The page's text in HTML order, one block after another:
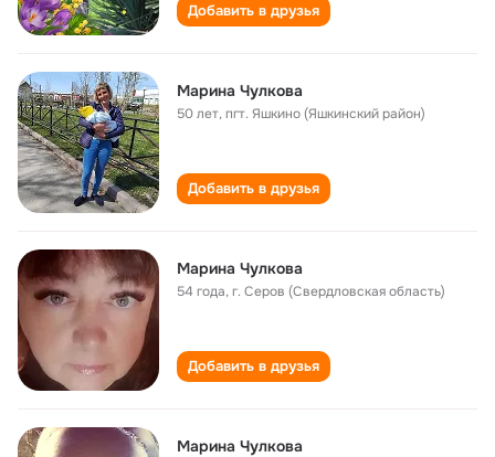
Добавить в друзья
Марина Чулкова
50 лет,пгт. Яшкино (Яшкинский район)
Добавить в друзья
Марина Чулкова
54 года,г. Серов (Свердловская область)
Добавить в друзья
Марина Чулкова